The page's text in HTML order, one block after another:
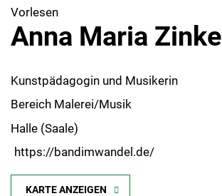
Vorlesen
Anna Maria Zinke
Kunstpädagogin und Musikerin
Bereich Malerei/Musik
Halle (Saale)
https://bandimwandel.de/
KARTE ANZEIGEN